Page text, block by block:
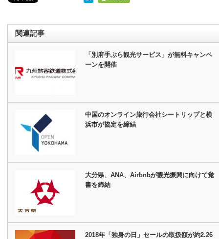
関連記事
「別府手ぶら観光サービス」が無料キャンペ
ーンを開催
中国のオンライン旅行会社シートリップと横
浜市が協定を締結
大分県、ANA、Airbnbが観光振興に向けて覚
書を締結
2018年「独身の日」セールの取扱額が約2.26